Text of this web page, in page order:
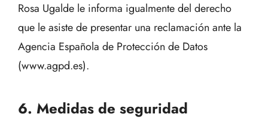
Rosa Ugalde le informa igualmente del derecho
que le asiste de presentar una reclamación ante la
Agencia Española de Protección de Datos
(www.agpd.es).
6. Medidas de seguridad